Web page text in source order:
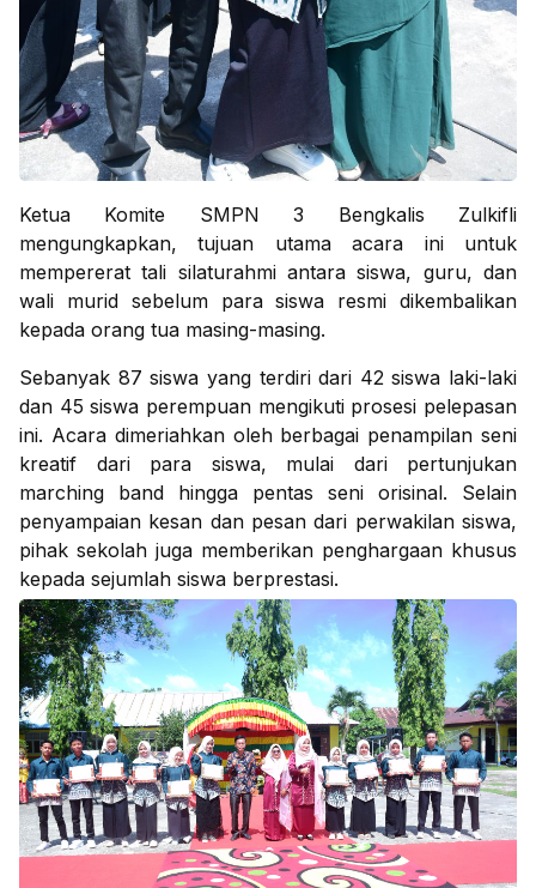
Ketua Komite SMPN 3 Bengkalis Zulkifli
mengungkapkan, tujuan utama acara ini untuk
mempererat tali silaturahmi antara siswa, guru, dan
wali murid sebelum para siswa resmi dikembalikan
kepada orang tua masing-masing.
Sebanyak 87 siswa yang terdiri dari 42 siswa laki-laki
dan 45 siswa perempuan mengikuti prosesi pelepasan
ini. Acara dimeriahkan oleh berbagai penampilan seni
kreatif dari para siswa, mulai dari pertunjukan
marching band hingga pentas seni orisinal. Selain
penyampaian kesan dan pesan dari perwakilan siswa,
pihak sekolah juga memberikan penghargaan khusus
kepada sejumlah siswa berprestasi.